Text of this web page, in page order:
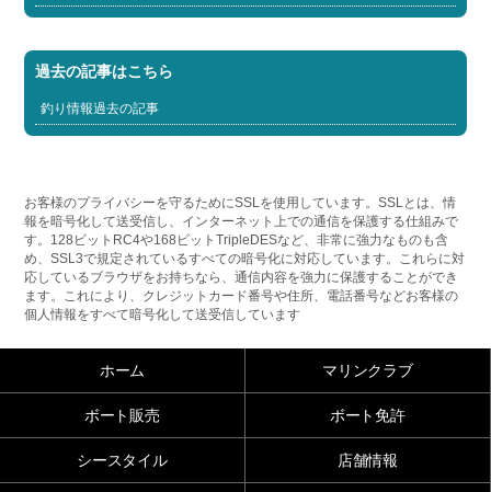
過去の記事はこちら
釣り情報過去の記事
お客様のプライバシーを守るためにSSLを使用しています。SSLとは、情
報を暗号化して送受信し、インターネット上での通信を保護する仕組みで
す。128ビットRC4や168ビットTripleDESなど、非常に強力なものも含
め、SSL3で規定されているすべての暗号化に対応しています。これらに対
応しているブラウザをお持ちなら、通信内容を強力に保護することができ
ます。これにより、クレジットカード番号や住所、電話番号などお客様の
個人情報をすべて暗号化して送受信しています
ホーム マリンクラブ
ボート販売 ボート免許
シースタイル 店舗情報